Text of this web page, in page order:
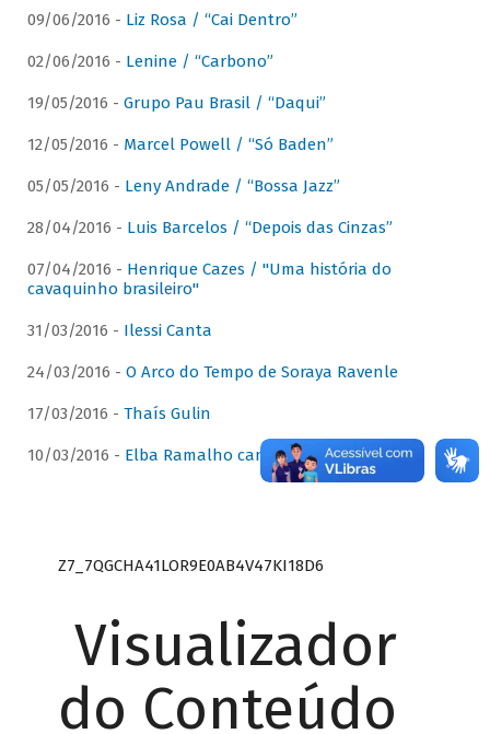
09/06/2016 - Liz Rosa / “Cai Dentro”
02/06/2016 - Lenine / “Carbono”
19/05/2016 - Grupo Pau Brasil / “Daqui”
12/05/2016 - Marcel Powell / “Só Baden”
05/05/2016 - Leny Andrade / “Bossa Jazz”
28/04/2016 - Luis Barcelos / “Depois das Cinzas”
07/04/2016 - Henrique Cazes / "Uma história do
cavaquinho brasileiro"
31/03/2016 - Ilessi Canta
24/03/2016 - O Arco do Tempo de Soraya Ravenle
17/03/2016 - Thaís Gulin
10/03/2016 - Elba Ramalho canta Dominguinhos
Z7_7QGCHA41LOR9E0AB4V47KI18D6
Visualizador
do Conteúdo